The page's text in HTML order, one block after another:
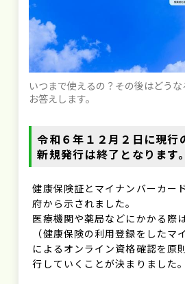
いつまで使えるの？その後はどう
お答えします。
令和６年１２月２日に現行
新規発行は終了となります。
健康保険証とマイナンバーカー
府から示されました。
医療機関や薬局などにかかる際
（健康保険の利用登録をしたマ
によるオンライン資格確認を原
行していくことが決まりました。